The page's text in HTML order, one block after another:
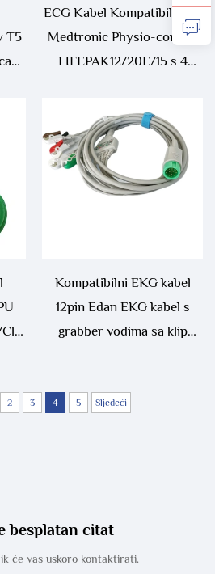
T5
ECG Kabel Kompatibilan za
Medtronic Physio-control
LIFEPAK12/20E/15 s 4
Kompatibilni EKG kabel
12pin Edan EKG kabel s
grabber vodima sa klip
2 3 4 5 Sljedeći
besplatan citat
će vas uskoro kontaktirati.